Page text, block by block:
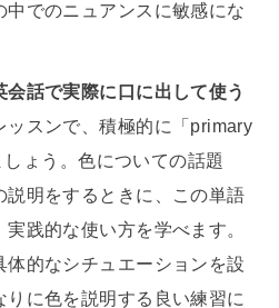
中でのニュアンスに敏感にな
会話で実際に口に出して使う
ッスンで、積極的に「primary
ょう。色についての話題
説明をするときに、この単語
践的な使い方を学べます。
的なシチュエーションを設
に色を説明する良い練習に